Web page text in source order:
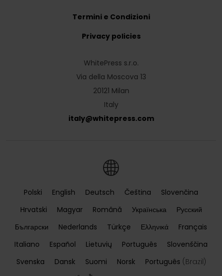
WhitePress s.r.o.
Via della Moscova 13
20121 Milan
Italy
italy@whitepress.com
Termini e Condizioni
Privacy policies
Polski English Deutsch Čeština
Slovenčina
Hrvatski
Magyar Română Українська
Русский
Български
Nederlands Türkçe Ελληνικά
Français
Italiano
Español Lietuvių Português
Slovenščina
Svenska
Dansk Suomi Norsk Português (Brazil)